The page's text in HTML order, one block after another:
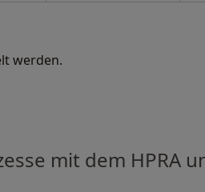
werden.
mit dem HPRA